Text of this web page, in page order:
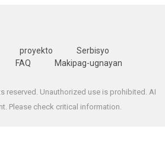
proyekto
Serbisyo
FAQ Makipag-ugnayan
reserved. Unauthorized use is prohibited. AI
Please check critical information.